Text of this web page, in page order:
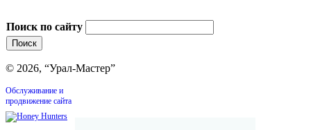
Поиск по сайту
© 2026, “Урал-Мастер”
Обслуживание и
продвижение сайта